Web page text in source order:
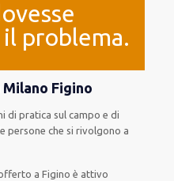
problema.
Figino
di pratica sul campo e di
persone che si rivolgono a
a Figino è attivo